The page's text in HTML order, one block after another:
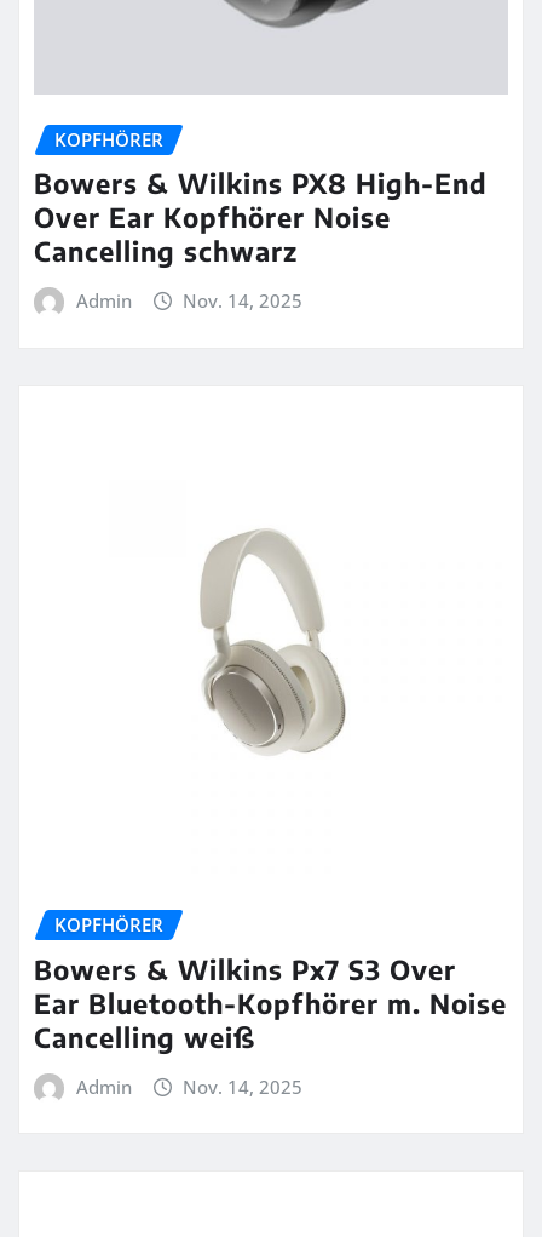
KOPFHÖRER
Bowers & Wilkins PX8 High-End
Over Ear Kopfhörer Noise
Cancelling schwarz
Admin Nov. 14, 2025
KOPFHÖRER
Bowers & Wilkins Px7 S3 Over
Ear Bluetooth-Kopfhörer m. Noise
Cancelling weiß
Admin Nov. 14, 2025